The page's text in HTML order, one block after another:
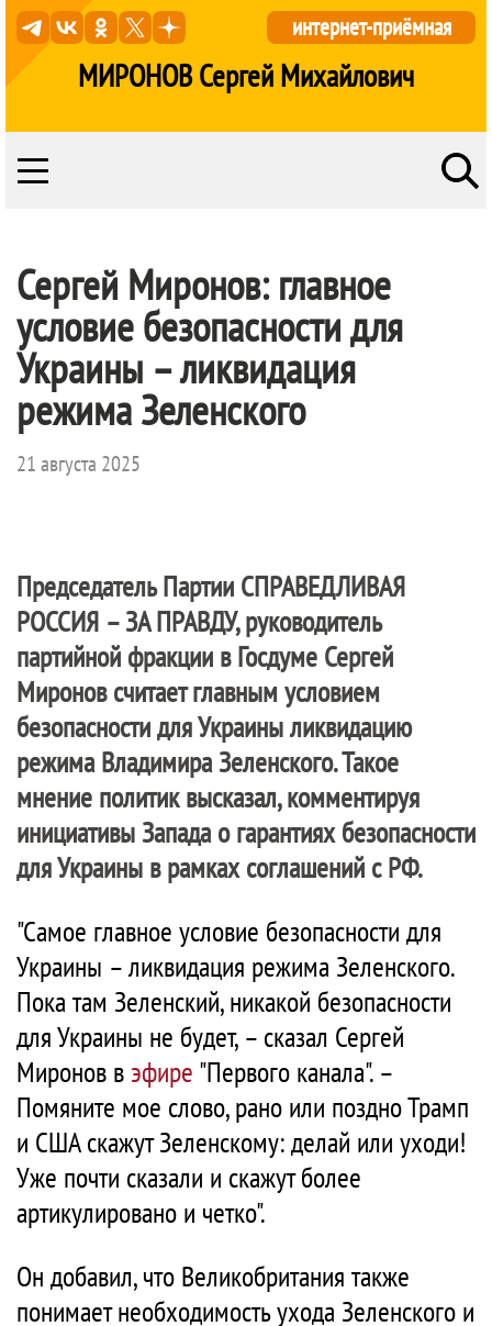
МИРОНОВ Сергей Михайлович
интернет-приёмная
Сергей Миронов: главное
условие безопасности для
Украины – ликвидация
режима Зеленского
21 августа 2025
Председатель Партии СПРАВЕДЛИВАЯ
РОССИЯ – ЗА ПРАВДУ, руководитель
партийной фракции в Госдуме Сергей
Миронов считает главным условием
безопасности для Украины ликвидацию
режима Владимира Зеленского. Такое
мнение политик высказал, комментируя
инициативы Запада о гарантиях безопасности
для Украины в рамках соглашений с РФ.
"Самое главное условие безопасности для
Украины – ликвидация режима Зеленского.
Пока там Зеленский, никакой безопасности
для Украины не будет, – сказал Сергей
Миронов в эфире "Первого канала". –
Помяните мое слово, рано или поздно Трамп
и США скажут Зеленскому: делай или уходи!
Уже почти сказали и скажут более
артикулировано и четко".
Он добавил, что Великобритания также
понимает необходимость ухода Зеленского и